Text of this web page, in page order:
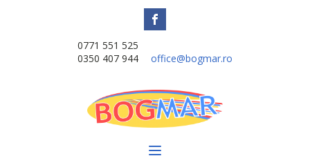
0771 551 525
0350 407 944
office@bogmar.ro